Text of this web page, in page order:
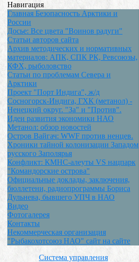
Навигация
Главная Безопасность Арктики и
России
Досье: Все цвета "Воинов радуги"
Статьи авторов сайта
Архив методических и нормативных
материалов: АПК, СПК РК, Ревсоюзы,
КФХ, рыболовство
Статьи по проблемам Севера и
Арктики
Проект "Порт Индига", ж/д
Сосногорск-Индига, ГХК (метанол) -
Ненецкий округ. "За" и "Против".
Идеи развития экономики НАО
Метанол: обзор новостей
Остров Вайгач: WWF против ненцев.
Хроники тайной колонизации Западом
русского Заполярья
Конфликт: КМНС-алеуты VS нацпарк
"Командорские острова"
Официальные доклады, заключения,
бюллетени, радиопрограммы Бориса
Дульнева, бывшего УПЧ в НАО
Видео
Фотогалерея
Контакты
Некоммерческая организация
"Рыбакохотсоюз НАО" сайт на сайте
Система управления